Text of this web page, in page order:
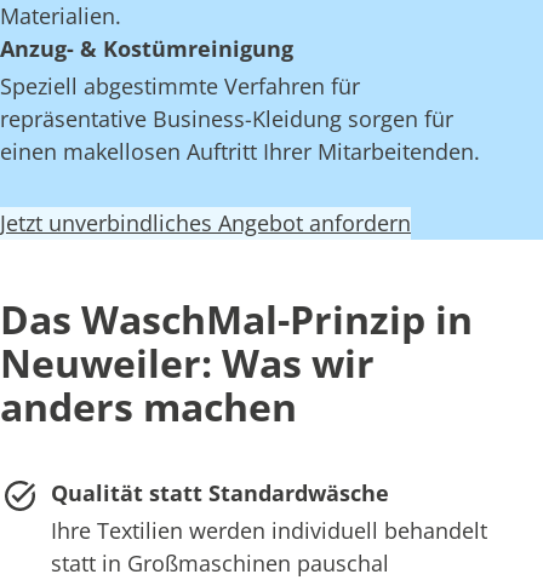
Materialien.
Anzug- & Kostümreinigung
Speziell abgestimmte Verfahren für
repräsentative Business-Kleidung sorgen für
einen makellosen Auftritt Ihrer Mitarbeitenden.
Jetzt unverbindliches Angebot anfordern
Das WaschMal-Prinzip in
Neuweiler: Was wir
anders machen
Qualität statt Standardwäsche
Ihre Textilien werden individuell behandelt
statt in Großmaschinen pauschal